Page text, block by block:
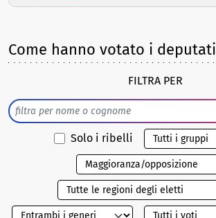
Come hanno votato i deputati
FILTRA PER
Solo i ribelli